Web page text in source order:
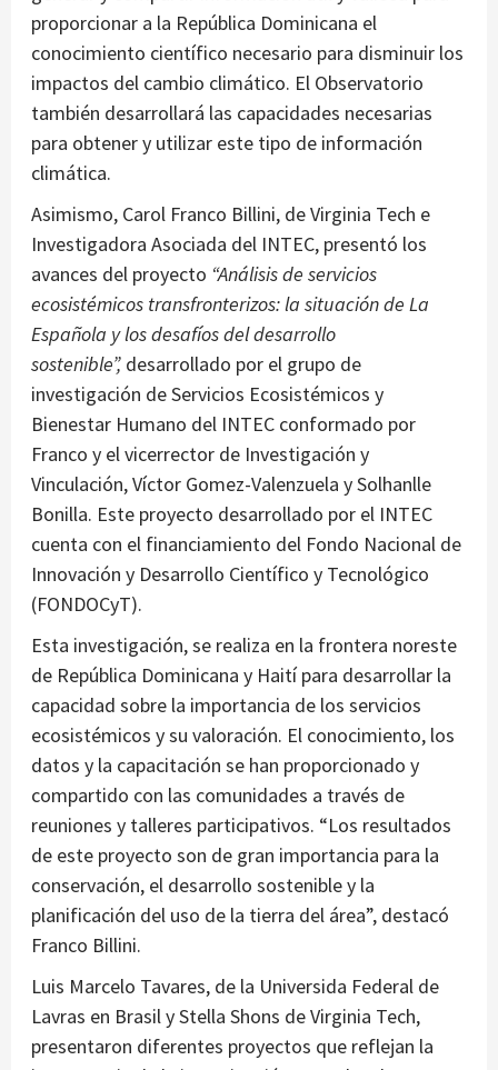
proporcionar a la República Dominicana el
conocimiento científico necesario para disminuir los
impactos del cambio climático. El Observatorio
también desarrollará las capacidades necesarias
para obtener y utilizar este tipo de información
climática.
Asimismo, Carol Franco Billini, de Virginia Tech e
Investigadora Asociada del INTEC, presentó los
avances del proyecto “Análisis de servicios
ecosistémicos transfronterizos: la situación de La
Española y los desafíos del desarrollo
sostenible”, desarrollado por el grupo de
investigación de Servicios Ecosistémicos y
Bienestar Humano del INTEC conformado por
Franco y el vicerrector de Investigación y
Vinculación, Víctor Gomez-Valenzuela y Solhanlle
Bonilla. Este proyecto desarrollado por el INTEC
cuenta con el financiamiento del Fondo Nacional de
Innovación y Desarrollo Científico y Tecnológico
(FONDOCyT).
Esta investigación, se realiza en la frontera noreste
de República Dominicana y Haití para desarrollar la
capacidad sobre la importancia de los servicios
ecosistémicos y su valoración. El conocimiento, los
datos y la capacitación se han proporcionado y
compartido con las comunidades a través de
reuniones y talleres participativos. “Los resultados
de este proyecto son de gran importancia para la
conservación, el desarrollo sostenible y la
planificación del uso de la tierra del área”, destacó
Franco Billini.
Luis Marcelo Tavares, de la Universida Federal de
Lavras en Brasil y Stella Shons de Virginia Tech,
presentaron diferentes proyectos que reflejan la